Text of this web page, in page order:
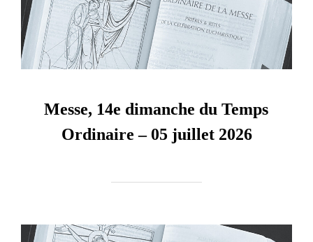
Messe, 14e dimanche du Temps
Ordinaire – 05 juillet 2026